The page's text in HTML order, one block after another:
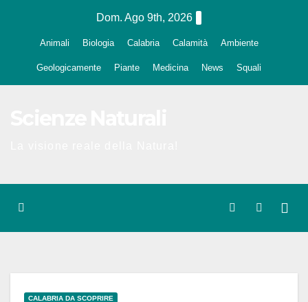
Dom. Ago 9th, 2026
Animali Biologia Calabria Calamità Ambiente
Geologicamente Piante Medicina News Squali
CALABRIA DA SCOPRIRE